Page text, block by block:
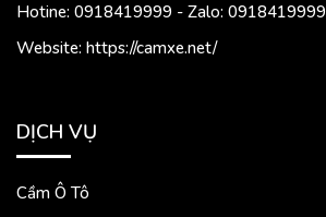
Hotine: 0918419999 - Zalo: 0918419999
Website: https://camxe.net/
DỊCH VỤ
Cầm Ô Tô